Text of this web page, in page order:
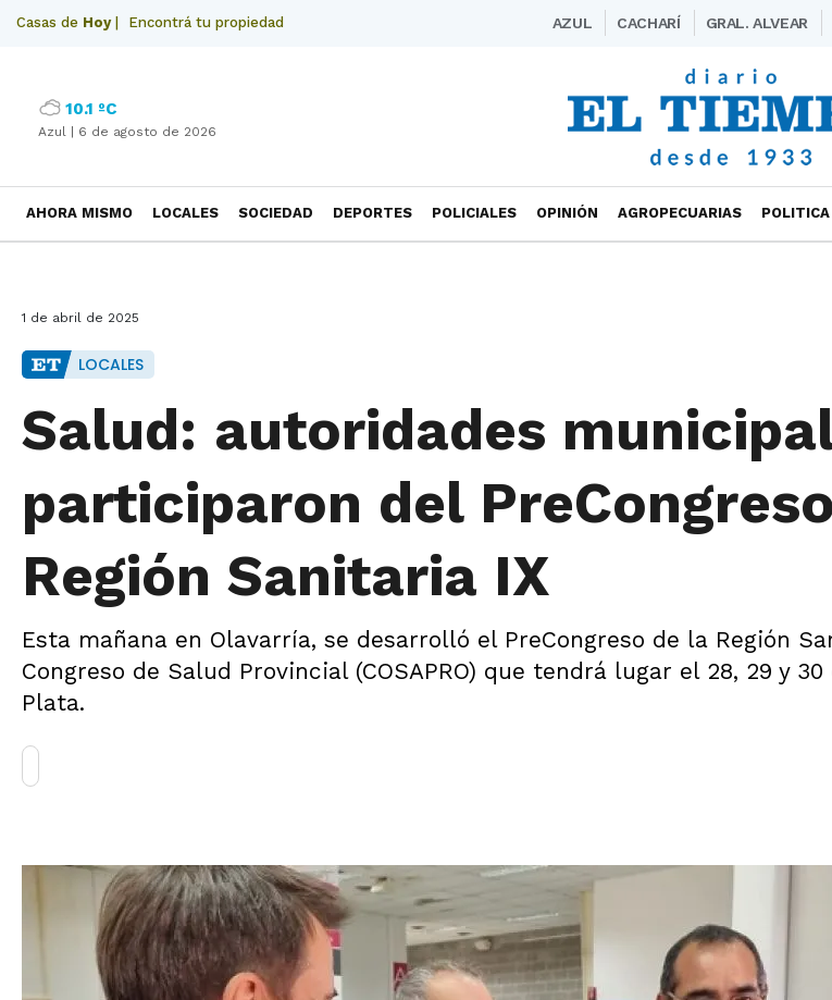
Casas de Hoy| Encontrá tu propiedad AZUL CACHARÍ GRAL. ALVEAR
10.1 ºC
Azul | 6 de agosto de 2026
AHORA MISMO LOCALES SOCIEDAD DEPORTES POLICIALES OPINIÓN AGROPECUARIAS POLITICA
1 de abril de 2025
LOCALES
Salud: autoridades
participaron del
Región Sanitaria IX
Esta mañana en Olavarría, se desarrolló el PreCongreso de la Región
Congreso de Salud Provincial (COSAPRO) que tendrá lugar el 28, 29 y
Plata.